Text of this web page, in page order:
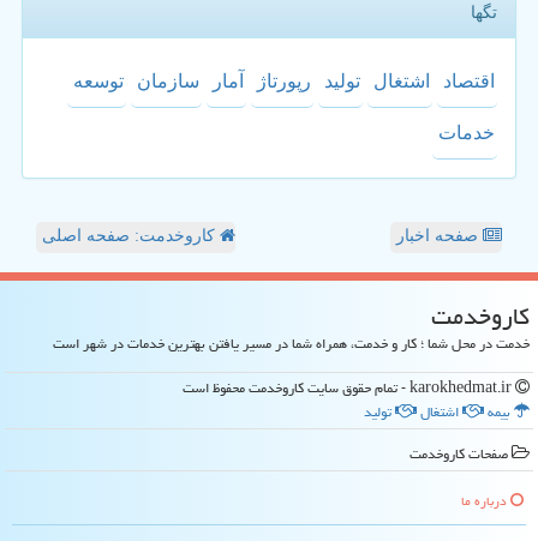
تگها
اقتصاد اشتغال تولید رپورتاژ آمار سازمان توسعه
خدمات
صفحه اخبار کاروخدمت: صفحه اصلی
كاروخدمت
خدمت در محل شما ؛ کار و خدمت، همراه شما در مسیر یافتن بهترین خدمات در شهر است
بیمه
اشتغال
تولید
صفحات كاروخدمت
درباره ما